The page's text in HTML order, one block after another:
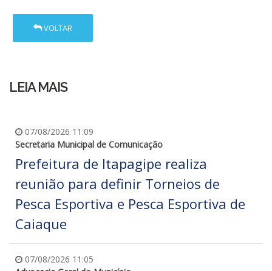
VOLTAR
LEIA MAIS
07/08/2026 11:09
Secretaria Municipal de Comunicação
Prefeitura de Itapagipe realiza
reunião para definir Torneios de
Pesca Esportiva e Pesca Esportiva de
Caiaque
07/08/2026 11:05